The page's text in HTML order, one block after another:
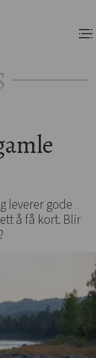
leverer gode
å få kort. Blir